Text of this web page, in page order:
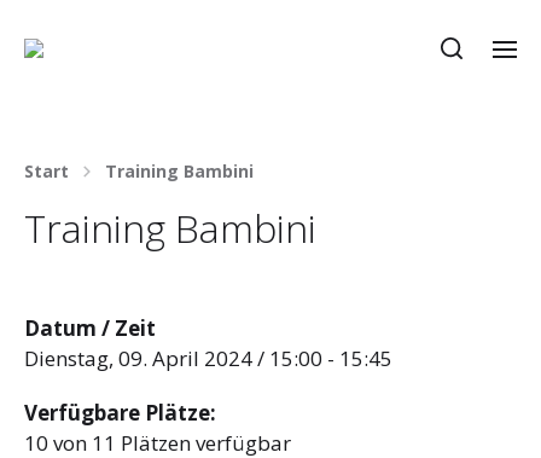
Start Training Bambini
Training Bambini
Datum / Zeit
Dienstag, 09. April 2024 / 15:00 - 15:45
Verfügbare Plätze:
10 von 11 Plätzen verfügbar